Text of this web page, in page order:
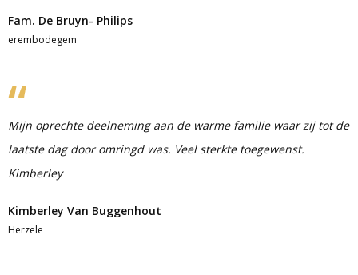
Fam. De Bruyn- Philips
erembodegem
Mijn oprechte deelneming aan de warme familie waar zij tot de
laatste dag door omringd was. Veel sterkte toegewenst.
Kimberley
Kimberley Van Buggenhout
Herzele